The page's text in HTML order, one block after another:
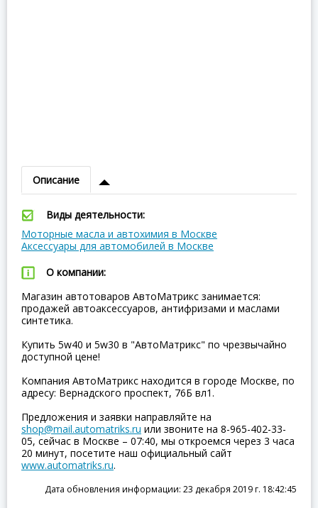
Описание
Виды деятельности:
Моторные масла и автохимия в Москве
Аксессуары для автомобилей в Москве
О компании:
Магазин автотоваров АвтоМатрикс занимается:
продажей автоаксессуаров, антифризами и маслами
синтетика.
Купить 5w40 и 5w30 в "АвтоМатрикс" по чрезвычайно
доступной цене!
Компания АвтоМатрикс находится в городе Москве, по
адресу: Вернадского проспект, 76Б вл1.
Предложения и заявки направляйте на
shop@mail.automatriks.ru или звоните на 8-965-402-33-
05, сейчас в Москве – 07:40, мы откроемся через 3 часа
20 минут, посетите наш официальный сайт
www.automatriks.ru.
Дата обновления информации: 23 декабря 2019 г. 18:42:45